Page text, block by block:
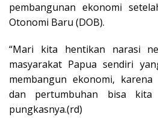
pembangunan ekonomi
Otonomi Baru (DOB).
“Mari kita hentikan narasi
masyarakat Papua sendiri
membangun ekonomi,
dan pertumbuhan bisa kita
pungkasnya.(rd)